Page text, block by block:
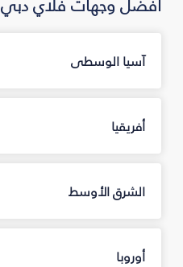
أفضل وجهات فلاي دبي
آسيا الوسطى
أفريقيا
الشرق الأوسط
أوروبا